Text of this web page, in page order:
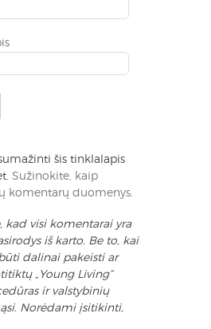
šis tinklalapis
Sužinokite, kaip
komentarų duomenys
kad visi komentarai yra
iš karto. Be to, kai
dalinai pakeisti ar
„Young Living“
ir valstybinių
Norėdami įsitikinti,